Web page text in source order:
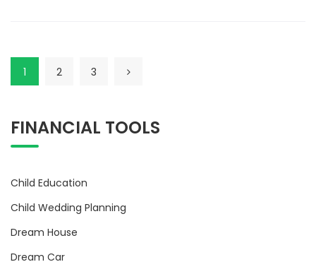
1 2 3
FINANCIAL TOOLS
Child Education
Child Wedding Planning
Dream House
Dream Car